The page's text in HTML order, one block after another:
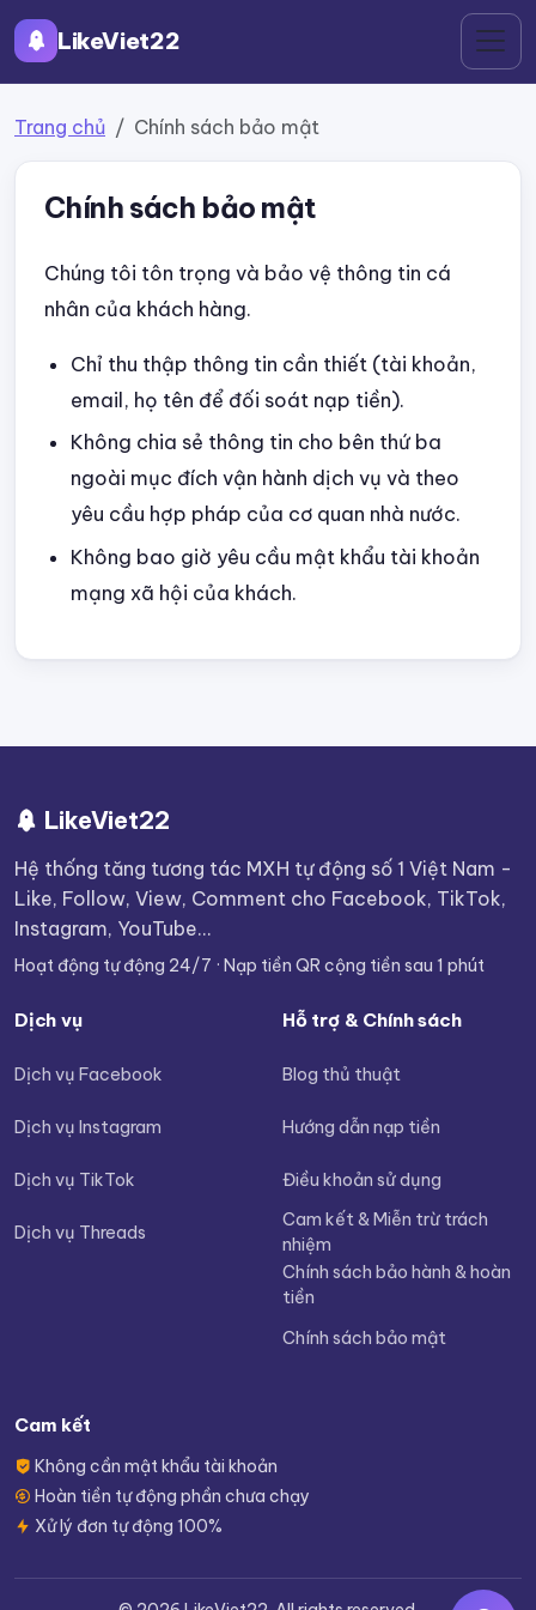
LikeViet22
Trang chủ Chính sách bảo mật
Chính sách bảo mật
Chúng tôi tôn trọng và bảo vệ thông tin cá
nhân của khách hàng.
Chỉ thu thập thông tin cần thiết (tài khoản,
email, họ tên để đối soát nạp tiền).
Không chia sẻ thông tin cho bên thứ ba
ngoài mục đích vận hành dịch vụ và theo
yêu cầu hợp pháp của cơ quan nhà nước.
Không bao giờ yêu cầu mật khẩu tài khoản
mạng xã hội của khách.
LikeViet22
Hệ thống tăng tương tác MXH tự động số 1 Việt Nam -
Like, Follow, View, Comment cho Facebook, TikTok,
Instagram, YouTube...
Hoạt động tự động 24/7 · Nạp tiền QR cộng tiền sau 1 phút
Dịch vụ
Dịch vụ Facebook
Dịch vụ Instagram
Dịch vụ TikTok
Dịch vụ Threads
Hỗ trợ & Chính sách
Blog thủ thuật
Hướng dẫn nạp tiền
Điều khoản sử dụng
Cam kết & Miễn trừ trách
nhiệm
Chính sách bảo hành & hoàn
tiền
Chính sách bảo mật
Cam kết
Không cần mật khẩu tài khoản
Hoàn tiền tự động phần chưa chạy
Xử lý đơn tự động 100%